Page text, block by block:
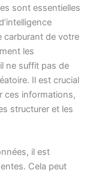
sont essentielles
carburant de votre
les
ne suffit pas de
Il est crucial
ces informations,
structurer et les
il est
Cela peut